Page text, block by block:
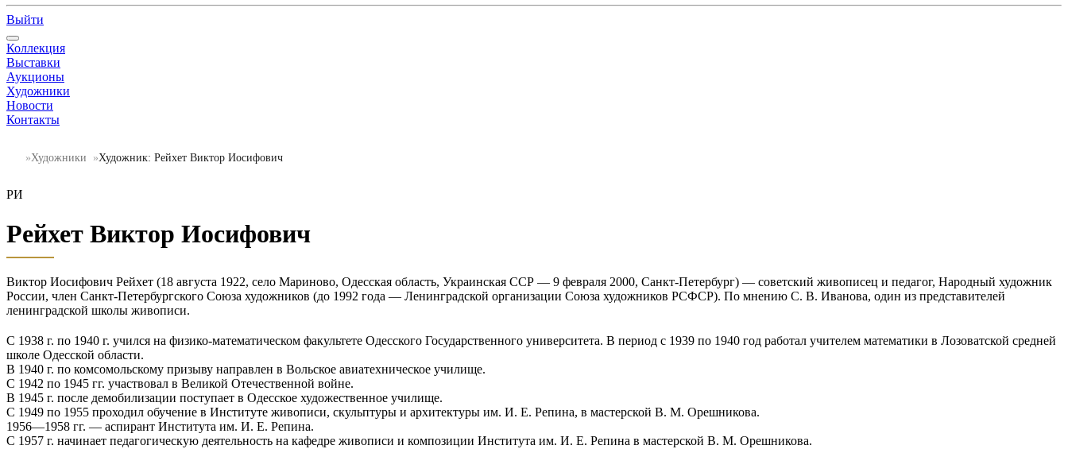
Выйти
Коллекция
Выставки
Аукционы
Художники
Новости
Контакты
Художники Художник: Рейхет Виктор Иосифович
РИ
Рейхет Виктор Иосифович
Виктор Иосифович Рейхет (18 августа 1922, село Мариново, Одесская область, Украинская ССР — 9 февраля 2000, Санкт-Петербург) — советский живописец и педагог, Народный художник
России, член Санкт-Петербургского Союза художников (до 1992 года — Ленинградской организации Союза художников РСФСР). По мнению С. В. Иванова, один из представителей
ленинградской школы живописи.
С 1938 г. по 1940 г. учился на физико-математическом факультете Одесского Государственного университета. В период с 1939 по 1940 год работал учителем математики в Лозоватской средней
школе Одесской области.
В 1940 г. по комсомольскому призыву направлен в Вольское авиатехническое училище.
С 1942 по 1945 гг. участвовал в Великой Отечественной войне.
В 1945 г. после демобилизации поступает в Одесское художественное училище.
С 1949 по 1955 проходил обучение в Институте живописи, скульптуры и архитектуры им. И. Е. Репина, в мастерской В. М. Орешникова.
1956—1958 гг. — аспирант Института им. И. Е. Репина.
С 1957 г. начинает педагогическую деятельность на кафедре живописи и композиции Института им. И. Е. Репина в мастерской В. М. Орешникова.